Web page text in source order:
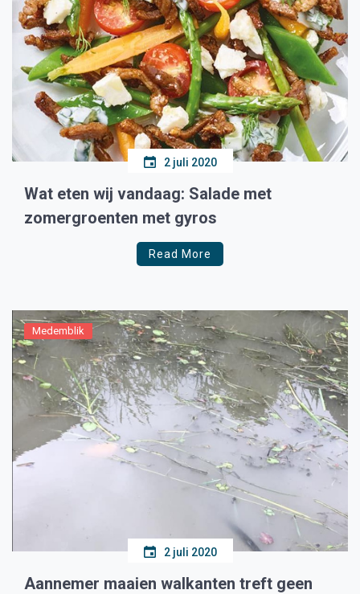
2 juli 2020
Wat eten wij vandaag: Salade met
zomergroenten met gyros
Read More
Medemblik
2 juli 2020
Aannemer maaien walkanten treft geen